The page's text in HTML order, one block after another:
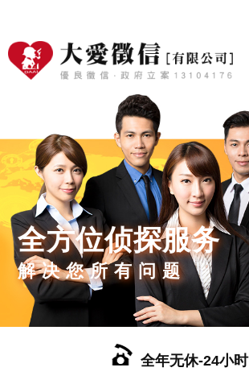
全方位侦探服务
解决您所有问题
全年无休-24小时